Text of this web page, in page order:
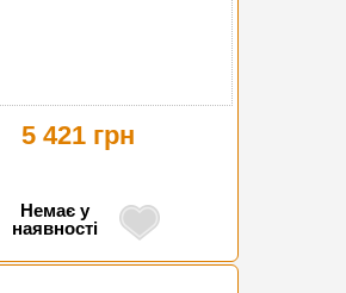
5 421 грн
Немає у
наявності